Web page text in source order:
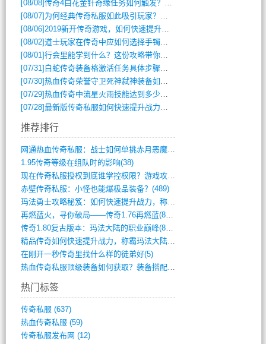
[08/08]传奇4白花金针奇缘任务如何触发？完整攻略解析
[08/07] 为何经典传奇私服如此吸引玩家？深度攻略解析
[08/06]2019新开传奇游戏，如何快速提升角色等级？
[08/02]道士玩家在传奇中应如何选择手镯装备？
[08/01]行会里能学到什么？这份攻略带你全掌握
[07/31] 白蛇传奇装备格激活任务具体步骤是什么？如何完成？
[07/30]热血传奇荣誉守卫死神弑神装备如何获取与佩戴攻略？
[07/29]热血传奇中流星火雨技能达到多少级可以开始练装备？
[07/28]最新版传奇私服如何快速提升战力与获取稀有装备？
推荐排行
网通热血传奇私服：战士如何单挑赤月恶魔？(311)
1.95传奇等级在组队时的影响(38)
现在传奇私服授权到底谁掌控权限？游戏攻略(789)
赤壁传奇私服：小怪也能爆极品装备？(489)
玛法勇士攻略秘笈：如何快速提升战力，称霸(717)
再燃蓝火，寻你破局——传奇1.76再燃蓝(893)
传奇1.80复古版本：玛法大陆的职业巅峰(873)
精品传奇如何快速提升战力，称霸玛法大陆？(392)
在刚开一秒传奇里找什么样的徒弟好(5)
热血传奇私服顶级装备如何获取？装备搭配与(688)
热门标签
传奇私服 (637)
热血传奇私服 (59)
传奇私服发布网 (12)